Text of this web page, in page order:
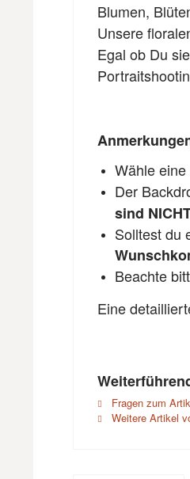
Blumen,
Unsere
Egal ob Du
Wähle eine
Der
sind
Solltest du
Beachte
Eine
Fragen zum
Weitere Artikel